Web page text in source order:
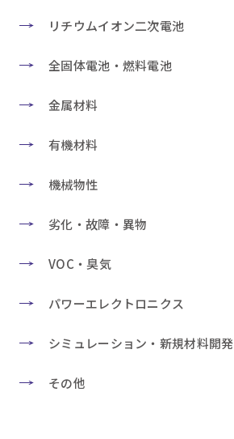
リチウムイオン二次電池
全固体電池・燃料電池
金属材料
有機材料
機械物性
劣化・故障・異物
VOC・臭気
パワーエレクトロニクス
シミュレーション・新規材料開発
その他